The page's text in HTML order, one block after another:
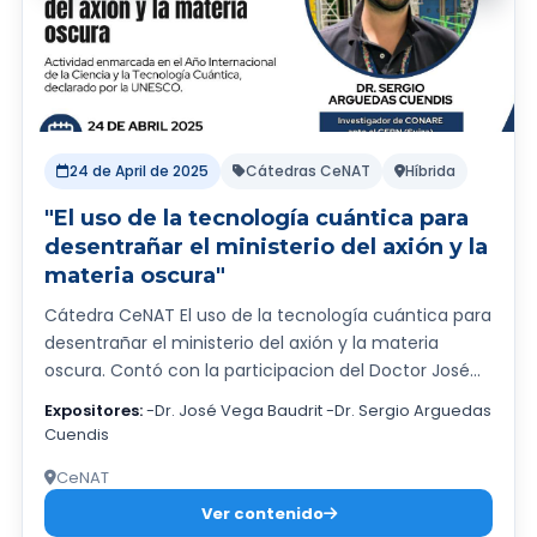
(OPES) de CONARE, subrayaron la necesidad de
posicionar la diplomacia científica como una
herramienta estratégica para el desarrollo
sostenible, la cooperación internacional y la
evidencia. Durante la jornada, se contó con la
Carmen Claramunt, homenajeada por su trayectoria
en el ámbito de la diplomacia y el derecho
internacional, así como por su impulso a la
incorporación del conocimiento científico en la
política exterior costarricense. • La Dra. Marcella
Ohira, Vicedirectora Ejecutiva del Instituto
Global (IAI), quien expuso experiencias relevantes de
cooperación científica regional, haciendo énfasis en
el fortalecimiento de capacidades en ciencia y
diplomacia en América Latina. El CONARE y CeNAT
expresan su especial agradecimiento por la
24 de April de 2025 Cátedras CeNAT Híbrida
"El uso de la tecnología cuántica para
desentrañar el ministerio del axión y la
materia oscura"
Cátedra CeNAT El uso de la tecnología cuántica para
desentrañar el ministerio del axión y la materia
oscura. Contó con la participacion del Doctor José
Vega Baudrit, director a.i del CeNAT y del Dr.Sergio
Arguedas Cuendis, investigador de CONARE ante el
Expositores:-Dr. José Vega Baudrit -Dr. Sergio Arguedas
Cuendis
CeNAT
Ver contenido